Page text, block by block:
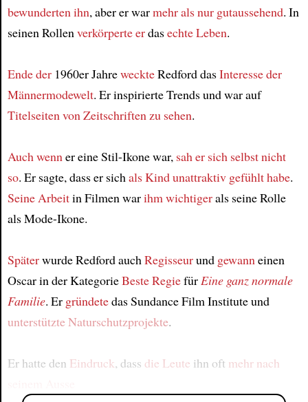
bewunderten ihn, aber er warmehr als nur gutaussehend. In
seinen Rollenverkörperte erdasechte Leben.
Ende der1960er JahreweckteRedford dasInteresse der
Männermodewelt. Er inspirierte Trends und war auf
Titelseiten von Zeitschriftenzu sehen.
Auch wenner eine Stil-Ikone war, sah er sich selbst nicht
so. Er sagte, dass er sichals Kindunattraktiv gefühlt habe.
Seine Arbeitin Filmen warihm wichtigerals seine Rolle
als Mode-Ikone.
Späterwurde Redford auchRegisseurund gewanneinen
Oscar in der KategorieBeste RegiefürEine ganz normale
Familie. Er gründetedas Sundance Film Institute und
unterstützte Naturschutzprojekte.
Er hatte den Eindruck, dass die Leute ihn oft mehr nach